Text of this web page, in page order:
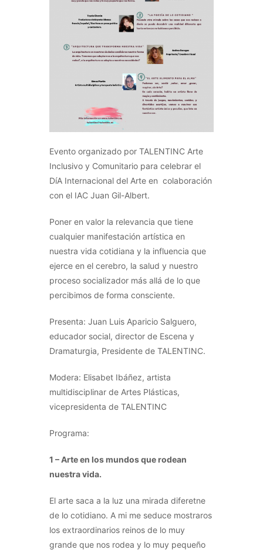
Evento organizado por TALENTINC Arte
Inclusivo y Comunitario para celebrar el
DíA Internacional del Arte en colaboración
con el IAC Juan Gil-Albert.
Poner en valor la relevancia que tiene
cualquier manifestación artística en
nuestra vida cotidiana y la influencia que
ejerce en el cerebro, la salud y nuestro
proceso socializador más allá de lo que
percibimos de forma consciente.
Presenta: Juan Luis Aparicio Salguero,
educador social, director de Escena y
Dramaturgia, Presidente de TALENTINC.
Modera: Elisabet Ibáñez, artista
multidisciplinar de Artes Plásticas,
vicepresidenta de TALENTINC
Programa:
1 – Arte en los mundos que rodean
nuestra vida.
El arte saca a la luz una mirada diferetne
de lo cotidiano. A mi me seduce mostraros
los extraordinarios reinos de lo muy
grande que nos rodea y lo muy pequeño